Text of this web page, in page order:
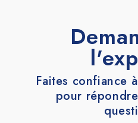
Faites confiance
pour